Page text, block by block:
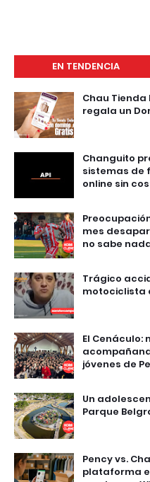
EN TENDENCIA
Chau
regala un
Changuito
sistemas de
online sin
mes
no sabe
Trágico
motociclista
El Cenáculo:
jóvenes de
Un
Parque
Pency vs.
plataforma